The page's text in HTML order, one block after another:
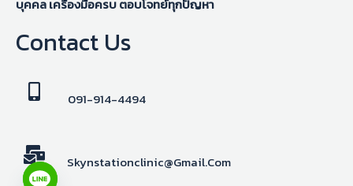
บุคคล เครื่องมือครบ ตอบโจทย์ทุกปัญหา
Contact Us
091-914-4494
Skynstationclinic@gmail.com